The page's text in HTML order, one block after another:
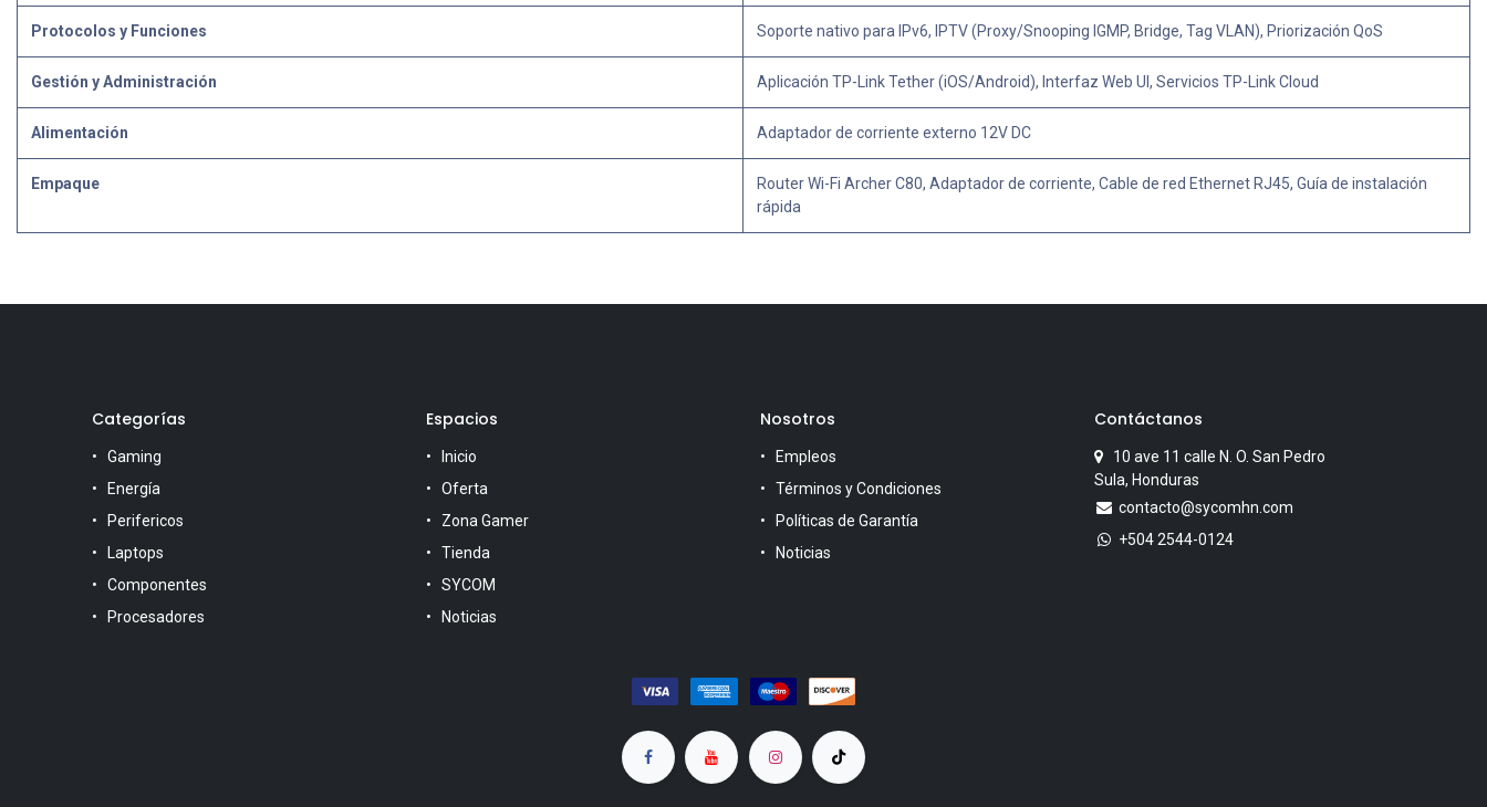
Protocolos y Funciones Soporte nativo para IPv6, IPTV (Proxy/Snooping IGMP, Bridge, Tag VLAN), Priorización QoS
Gestión y Administración Aplicación TP-Link Tether (iOS/Android), Interfaz Web UI, Servicios TP-Link Cloud
Alimentación Adaptador de corriente externo 12V DC
Empaque
Router Wi-Fi Archer C80, Adaptador de corriente, Cable de red Ethernet RJ45, Guía de instalación
rápida
Categorías
Gaming
Energía
Perifericos
Laptops
Componentes
Procesadores
Espacios
Inicio
Oferta
Zona Gamer
Tienda
SYCOM
Noticias
Nosotros
Empleos
Términos y Condiciones
Políticas de Garantía
Noticias
Contáctanos
10 ave 11 calle N. O. San Pedro
Sula, Honduras
contacto@sycomhn.com
+504 2544-0124